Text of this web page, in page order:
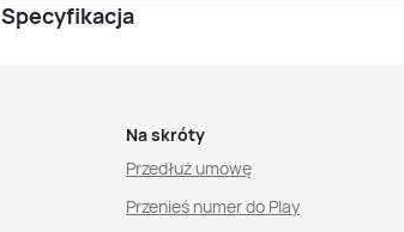
Specyfikacja
Na skróty
Przedłuż umowę
Przenieś numer do Play